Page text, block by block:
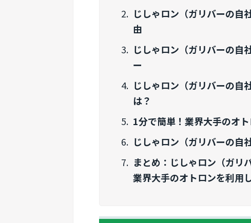
じしゃロン（ガリバーの自
由
じしゃロン（ガリバーの自
ー
じしゃロン（ガリバーの自
は？
1分で簡単！業界大手のオ
じしゃロン（ガリバーの自
まとめ：じしゃロン（ガリ
業界大手のオトロンを利用